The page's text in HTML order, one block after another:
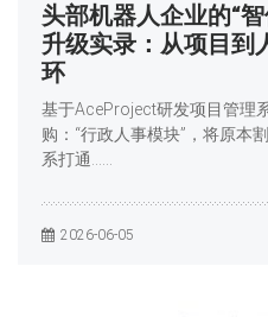
头部机器人企业的“
升级实录：从项目到
环
基于AceProject研发项目管理
购：“行政人事模块”，将原本
系打通……
2026-06-05